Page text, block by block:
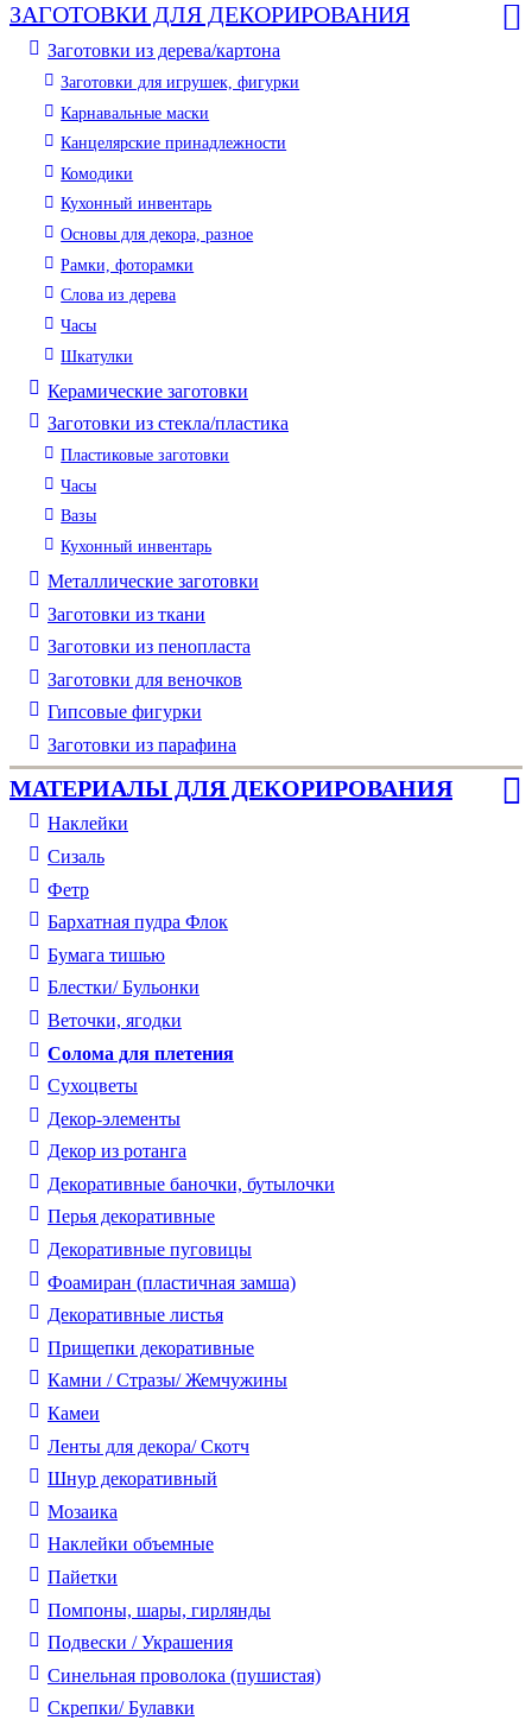
ЗАГОТОВКИ ДЛЯ ДЕКОРИРОВАНИЯ
Заготовки из дерева/картона
Заготовки для игрушек, фигурки
Карнавальные маски
Канцелярские принадлежности
Комодики
Кухонный инвентарь
Основы для декора, разное
Рамки, фоторамки
Слова из дерева
Часы
Шкатулки
Керамические заготовки
Заготовки из стекла/пластика
Пластиковые заготовки
Часы
Вазы
Кухонный инвентарь
Металлические заготовки
Заготовки из ткани
Заготовки из пенопласта
Заготовки для веночков
Гипсовые фигурки
Заготовки из парафина
МАТЕРИАЛЫ ДЛЯ ДЕКОРИРОВАНИЯ
Наклейки
Сизаль
Фетр
Бархатная пудра Флок
Бумага тишью
Блестки/ Бульонки
Веточки, ягодки
Солома для плетения
Cухоцветы
Декор-элементы
Декор из ротанга
Декоративные баночки, бутылочки
Перья декоративные
Декоративные пуговицы
Фоамиран (пластичная замша)
Декоративные листья
Прищепки декоративные
Камни / Cтразы/ Жемчужины
Камеи
Ленты для декора/ Скотч
Шнур декоративный
Мозаика
Наклейки объемные
Пайетки
Помпоны, шары, гирлянды
Подвески / Украшения
Синельная проволока (пушистая)
Скрепки/ Булавки